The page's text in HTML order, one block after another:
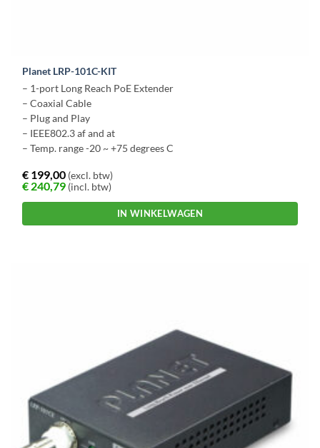
Planet LRP-101C-KIT
– 1-port Long Reach PoE Extender
– Coaxial Cable
– Plug and Play
– IEEE802.3 af and at
– Temp. range -20 ~ +75 degrees C
€ 199,00 (excl. btw)
€ 240,79 (incl. btw)
IN WINKELWAGEN